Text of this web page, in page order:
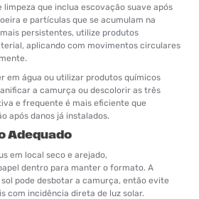
limpeza que inclua escovação suave após
e partículas que se acumulam na
persistentes, utilize produtos
aplicando com movimentos circulares
em água ou utilizar produtos químicos
a camurça ou descolorir as três
e frequente é mais eficiente que
após danos já instalados.
Adequado
em local seco e arejado,
dentro para manter o formato. A
pode desbotar a camurça, então evite
com incidência direta de luz solar.